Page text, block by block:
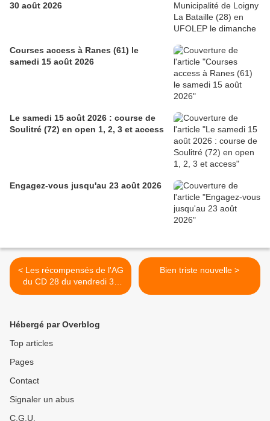
30 août 2026
Courses access à Ranes (61) le
samedi 15 août 2026
Le samedi 15 août 2026 : course de
Soulitré (72) en open 1, 2, 3 et access
Engagez-vous jusqu'au 23 août 2026
< Les récompensés de l'AG
du CD 28 du vendredi 30
novembre à Chateauneuf
Bien triste nouvelle >
Hébergé par Overblog
Top articles
Pages
Contact
Signaler un abus
C.G.U.